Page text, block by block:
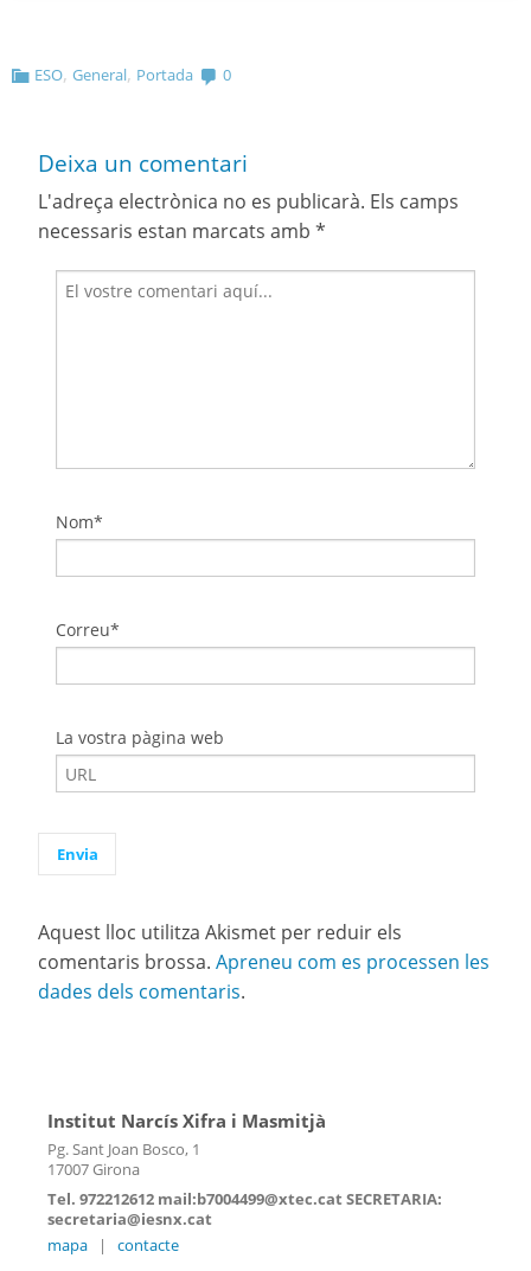
ESO,General, Portada 0
Deixa un comentari
L'adreça electrònica no es publicarà. Els camps
necessaris estan marcats amb *
Nom*
Correu*
La vostra pàgina web
Aquest lloc utilitza Akismet per reduir els
comentaris brossa. Apreneu com es processen les
dades dels comentaris.
Institut Narcís Xifra i Masmitjà
Pg. Sant Joan Bosco, 1
17007 Girona
Tel. 972212612 mail:b7004499@xtec.cat SECRETARIA:
secretaria@iesnx.cat
mapa
| contacte